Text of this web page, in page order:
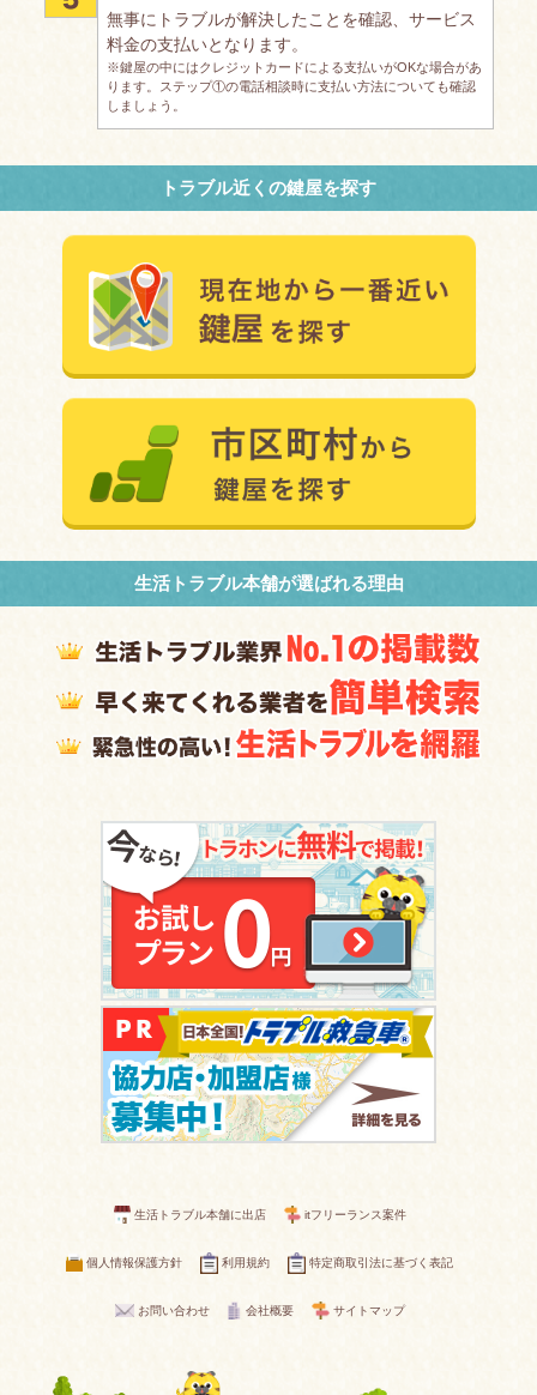
無事にトラブルが解決したことを確認、サービス
料金の支払いとなります。
※鍵屋の中にはクレジットカードによる支払いがOKな場合があ
ります。ステップ①の電話相談時に支払い方法についても確認
しましょう。
トラブル近くの鍵屋を探す
生活トラブル本舗が選ばれる理由
生活トラブル本舗に出店 itフリーランス案件
個人情報保護方針 利用規約 特定商取引法に基づく表記
お問い合わせ 会社概要 サイトマップ